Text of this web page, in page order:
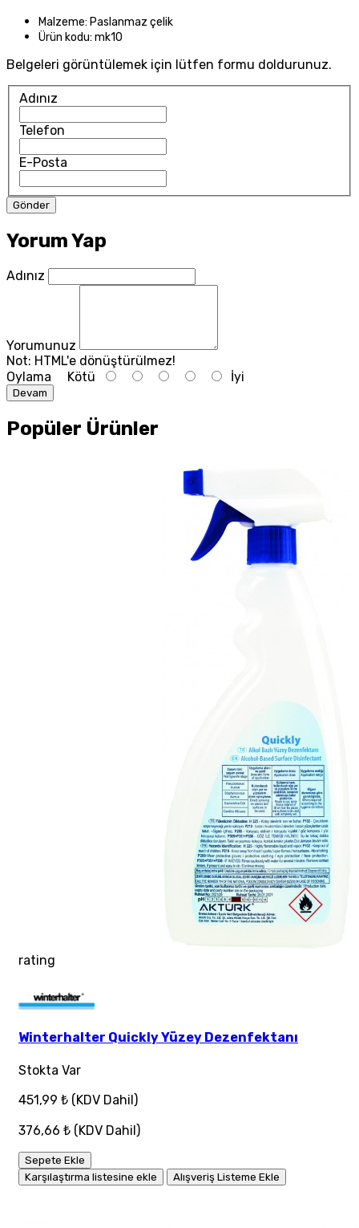
Malzeme: Paslanmaz çelik
Ürün kodu: mk10
Belgeleri görüntülemek için lütfen formu doldurunuz.
Adınız
Telefon
E-Posta
Yorum Yap
Adınız
Yorumunuz
Not: HTML'e dönüştürülmez!
Oylama Kötü İyi
Devam
Popüler Ürünler
rating
Winterhalter Quickly Yüzey Dezenfektanı
Stokta Var
451,99 ₺ (KDV Dahil)
376,66 ₺ (KDV Dahil)
Sepete Ekle
Karşılaştırma listesine ekle
Alışveriş Listeme Ekle